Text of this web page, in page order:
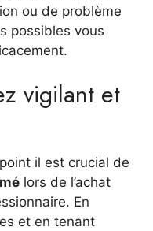
ou de problème
possibles vous
vigilant et
il est crucial de
lors de l’achat
En
et en tenant